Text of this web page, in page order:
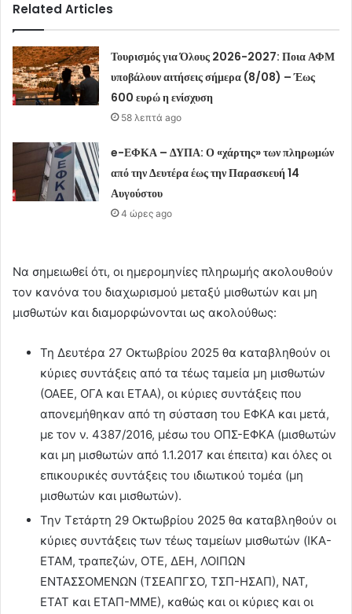
Related Articles
Τουρισμός για Όλους 2026-2027: Ποια ΑΦΜ
υποβάλουν αιτήσεις σήμερα (8/08) – Έως
600 ευρώ η ενίσχυση
58 λεπτά ago
e-ΕΦΚΑ – ΔΥΠΑ: Ο «χάρτης» των πληρωμών
από την Δευτέρα έως την Παρασκευή 14
Αυγούστου
4 ώρες ago
Να σημειωθεί ότι, οι ημερομηνίες πληρωμής ακολουθούν
τον κανόνα του διαχωρισμού μεταξύ μισθωτών και μη
μισθωτών και διαμορφώνονται ως ακολούθως:
Τη Δευτέρα 27 Οκτωβρίου 2025 θα καταβληθούν οι
κύριες συντάξεις από τα τέως ταμεία μη μισθωτών
(ΟΑΕΕ, ΟΓΑ και ΕΤΑΑ), οι κύριες συντάξεις που
απονεμήθηκαν από τη σύσταση του ΕΦΚΑ και μετά,
με τον ν. 4387/2016, μέσω του ΟΠΣ-ΕΦΚΑ (μισθωτών
και μη μισθωτών από 1.1.2017 και έπειτα) και όλες οι
επικουρικές συντάξεις του ιδιωτικού τομέα (μη
μισθωτών και μισθωτών).
Την Τετάρτη 29 Οκτωβρίου 2025 θα καταβληθούν οι
κύριες συντάξεις των τέως ταμείων μισθωτών (ΙΚΑ-
ΕΤΑΜ, τραπεζών, ΟΤΕ, ΔΕΗ, ΛΟΙΠΩΝ
ΕΝΤΑΣΣΟΜΕΝΩΝ (ΤΣΕΑΠΓΣΟ, ΤΣΠ-ΗΣΑΠ), ΝΑΤ,
ΕΤΑΤ και ΕΤΑΠ-ΜΜΕ), καθώς και οι κύριες και οι